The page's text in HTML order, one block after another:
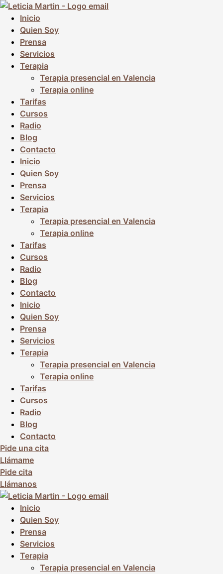
Ir
contenido
Inicio
Quien Soy
Prensa
Servicios
Terapia
Terapia presencial en Valencia
Terapia online
Tarifas
Cursos
Radio
Blog
Contacto
Inicio
Quien Soy
Prensa
Servicios
Terapia
Terapia presencial en Valencia
Terapia online
Tarifas
Cursos
Radio
Blog
Contacto
Inicio
Quien Soy
Prensa
Servicios
Terapia
Terapia presencial en Valencia
Terapia online
Tarifas
Cursos
Radio
Blog
Contacto
Pide una cita
Llámame
Pide cita
Llámanos
Inicio
Quien Soy
Prensa
Servicios
Terapia
Terapia presencial en Valencia